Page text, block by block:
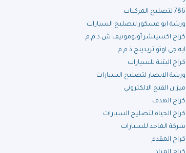
ابو عسكور لتصليح السيارات
كراج اكسينشر أوتوموتيف ش.ذ.م.م
جى اوتو تريدينج ذ م م
البثنة للسيارات
الابصار لتصليح السيارات
الفتح الالكتروني
الهدف
الحياة لتصليح السيارات
الماجد للسيارات
المقدم